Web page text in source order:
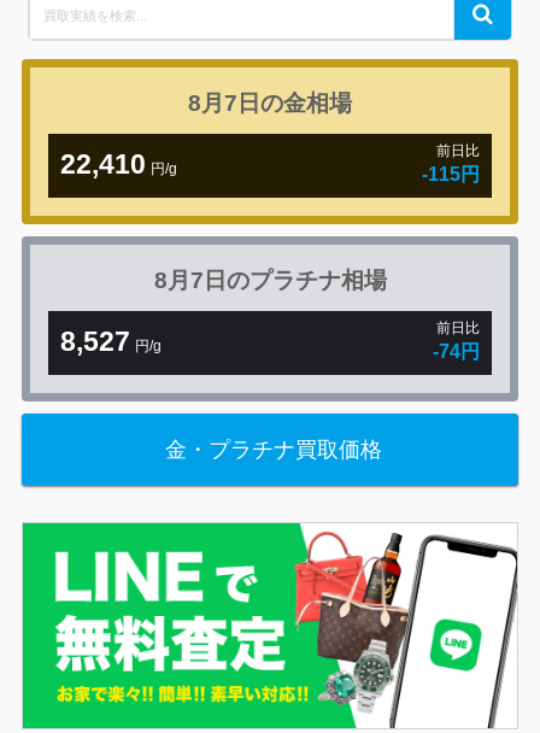
for:
Search
8月7日の金相場
22,410 円/g
前日比
-115円
8月7日のプラチナ相場
8,527 円/g
前日比
-74円
金・プラチナ買取価格